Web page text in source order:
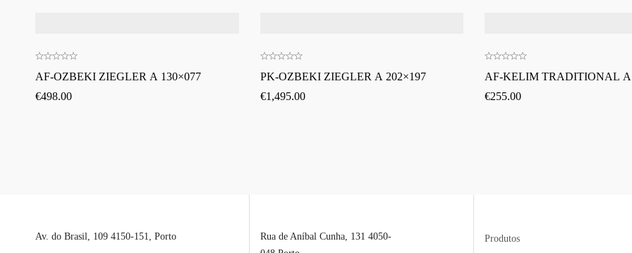
AF-OZBEKI ZIEGLER A 130×077
€498.00
PK-OZBEKI ZIEGLER A 202×197
€1,495.00
AF-KELIM TRADITIONAL A
€255.00
Av. do Brasil, 109 4150-151, Porto
Rua de Aníbal Cunha, 131 4050-
Produtos